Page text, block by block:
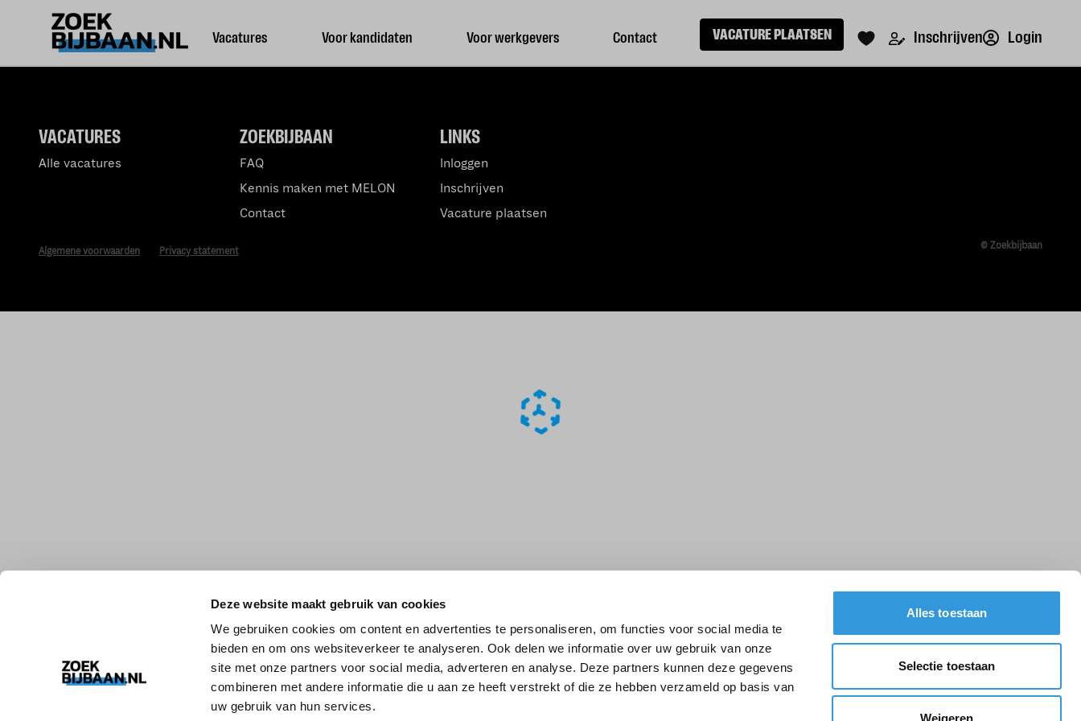
Deze website maakt gebruik van cookies
We gebruiken cookies om content en advertenties te personaliseren, om functies voor social media te
bieden en om ons websiteverkeer te analyseren. Ook delen we informatie over uw gebruik van onze
site met onze partners voor social media, adverteren en analyse. Deze partners kunnen deze gegevens
combineren met andere informatie die u aan ze heeft verstrekt of die ze hebben verzameld op basis van
uw gebruik van hun services.
Alles toestaan
Selectie toestaan
Weigeren
Vacatures Voor kandidaten Voor werkgevers Contact VACATURE PLAATSEN Inschrijven Login
LINKS
Inloggen
Inschrijven
Vacature plaatsen
ZOEKBIJBAAN
FAQ
Kennis maken met MELON
Contact
VACATURES
Alle vacatures
Algemene voorwaarden Privacy statement © Zoekbijbaan